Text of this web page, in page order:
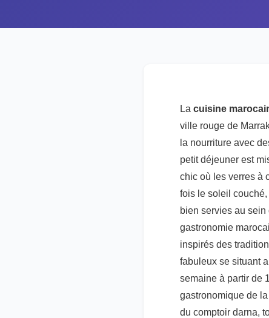
La cuisine
ville rouge de
la nourriture avec
petit déjeuner est
chic où les verres à
fois le soleil
bien servies au
gastronomie
inspirés des
fabuleux se situant
semaine à partir de
gastronomique de
du comptoir darna,